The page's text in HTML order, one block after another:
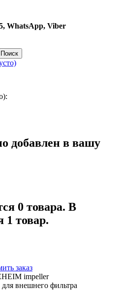
WhatsApp, Viber
Поиск
добавлен в вашу
0 товара. В
1 товар.
заказ
impeller
внешнего фильтра